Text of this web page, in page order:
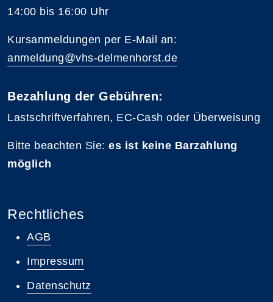
14:00 bis 16:00 Uhr
Kursanmeldungen per E-Mail an:
anmeldung@vhs-delmenhorst.de
Bezahlung der Gebühren:
Lastschriftverfahren, EC-Cash oder Überweisung
Bitte beachten Sie: es ist keine Barzahlung
möglich
Rechtliches
AGB
Impressum
Datenschutz